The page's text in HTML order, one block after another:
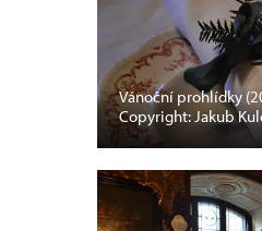
Vánoční prohlídky
Copyright: Jakub